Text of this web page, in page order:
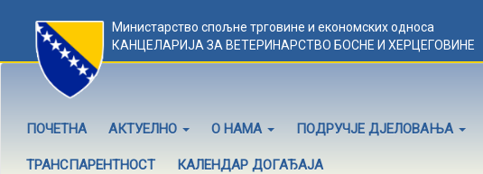
Министарство спољне трговине и економских односа
КАНЦЕЛАРИЈА ЗА ВЕТЕРИНАРСТВО БОСНЕ И ХЕРЦЕГОВИНЕ
ПОЧЕТНА АКТУЕЛНО О НАМА ПОДРУЧЈЕ ДЈЕЛОВАЊА
ТРАНСПАРЕНТНОСТ КАЛЕНДАР ДОГАЂАЈА